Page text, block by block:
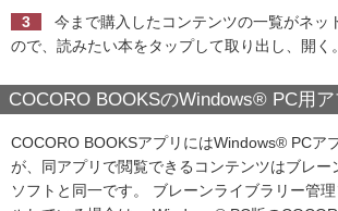
3
今まで購入したコンテンツの一覧がネッ
ので、読みたい本をタップして取り出し、開く。
COCORO BOOKSのWindows® PC用
COCORO BOOKSアプリにはWindows® PCア
が、同アプリで閲覧できるコンテンツはブレー
ソフトと同一です。 ブレーンライブラリー管